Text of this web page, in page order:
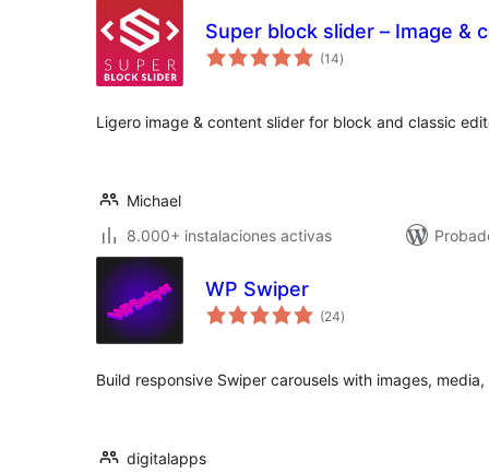
Super block slider – Image &
(14valoraciones
en
)
Ligero image & content slider for block and classic
Michael
8.000+ instalaciones activas
WP Swiper
(24valoraciones
en
)
Build responsive Swiper carousels with images,
digitalapps